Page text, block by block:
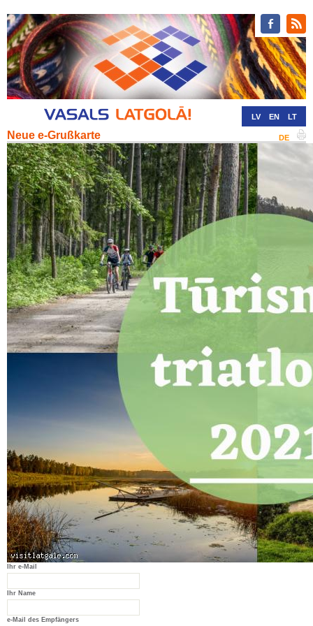
LV EN LT
DE
Neue e-Grußkarte
Ihr e-Mail
Ihr Name
e-Mail des Empfängers